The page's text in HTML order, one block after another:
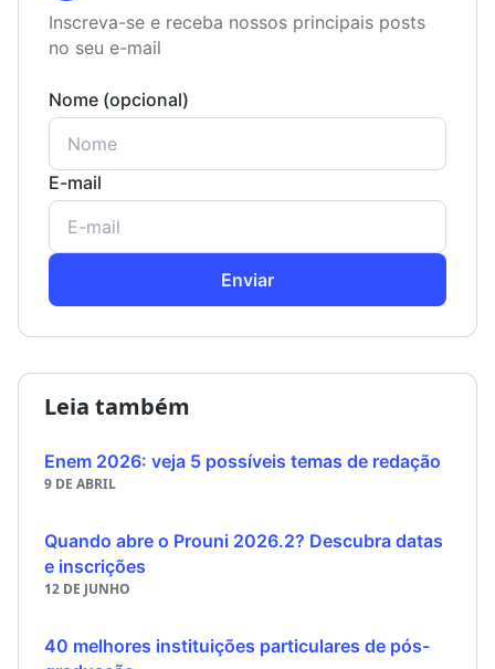
Inscreva-se e receba nossos principais posts
no seu e-mail
Nome (opcional)
E-mail
Enviar
Leia também
Enem 2026: veja 5 possíveis temas de redação
9 DE ABRIL
Quando abre o Prouni 2026.2? Descubra datas
e inscrições
12 DE JUNHO
40 melhores instituições particulares de pós-